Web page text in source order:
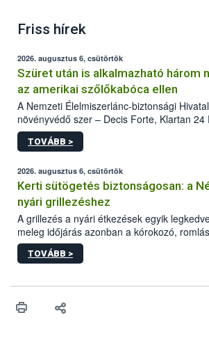
Friss hírek
2026. augusztus 6, csütörtök
Szüret után is alkalmazható három
az amerikai szőlőkabóca ellen
A Nemzeti Élelmiszerlánc-biztonsági
növényvédő szer – Decis Forte, Klartan 24
engedélyokiratát módosította, így azok a
egészen a vesszőérettség (BBCH 91)
érésű szőlőkben is legyen lehetőség a
védekezésre. Az Oroganic készítmény kis
felhasználók számára is elérhető és
engedélyezett.
TOVÁBB >
2026. augusztus 6, csütörtök
Kerti sütögetés biztonságosan: a
nyári grillezéshez
A grillezés a nyári étkezések egyik
meleg időjárás azonban a kórokozó,
gyorsabb szaporodásának is kedvez. A
ezért nem csupán a megfelelő sütési
higiéniai szabályok betartása, a megfelelő
biztonsági Hivatal (Nébih) Oktatási
TOVÁBB >